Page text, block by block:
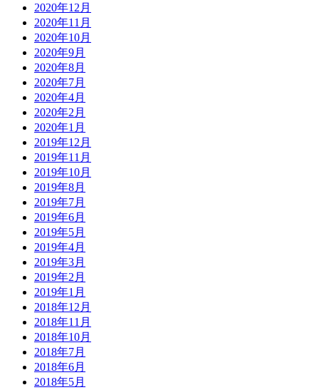
2020年12月
2020年11月
2020年10月
2020年9月
2020年8月
2020年7月
2020年4月
2020年2月
2020年1月
2019年12月
2019年11月
2019年10月
2019年8月
2019年7月
2019年6月
2019年5月
2019年4月
2019年3月
2019年2月
2019年1月
2018年12月
2018年11月
2018年10月
2018年7月
2018年6月
2018年5月